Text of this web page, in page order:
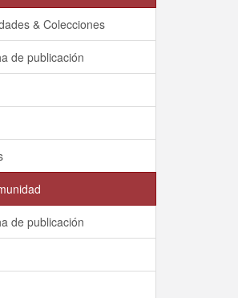
& Colecciones
de publicación
de publicación